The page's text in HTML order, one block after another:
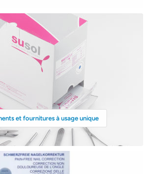
et fournitures à usage unique